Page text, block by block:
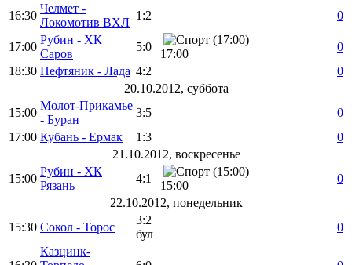
16:30
Челмет -
Локомотив ВХЛ
1:2 0
17:00
Рубин - ХК
Саров
5:0
17:00
0
18:30 Нефтяник - Лада 4:2
0
20.10.2012, суббота
15:00
Молот-Прикамье
- Буран
3:5
0
17:00 Кубань - Ермак 1:3
0
21.10.2012, воскресенье
15:00
Рубин - ХК
Рязань
4:1
15:00
0
22.10.2012, понедельник
15:30 Сокол - Торос
3:2
бул
0
Казцинк-